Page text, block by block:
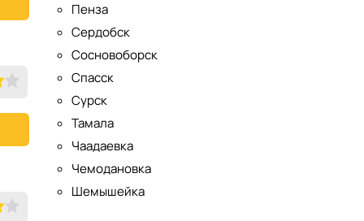
Пенза
Сердобск
Сосновоборск
Спасск
Сурск
Тамала
Чаадаевка
Чемодановка
Шемышейка